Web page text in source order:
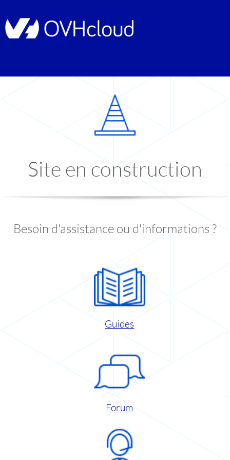
Site en construction
Besoin d'assistance ou d'informations ?
Guides
Forum